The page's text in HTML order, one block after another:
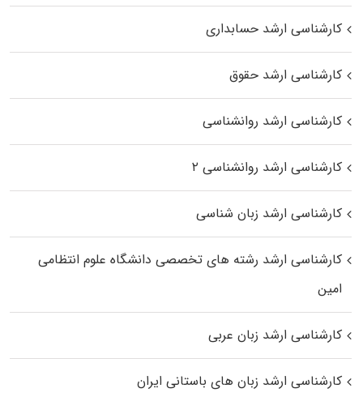
کارشناسی ارشد حسابداری
کارشناسی ارشد حقوق
کارشناسی ارشد روانشناسی
کارشناسی ارشد روانشناسی ۲
کارشناسی ارشد زبان شناسی
کارشناسی ارشد رﺷﺘﻪ ﻫﺎی تخصصی داﻧﺸﮕﺎه ﻋﻠﻮم انتظامی
اﻣﻴﻦ
کارشناسی ارشد زبان عربی
کارشناسی ارشد زبان‌ های باستانی ایران